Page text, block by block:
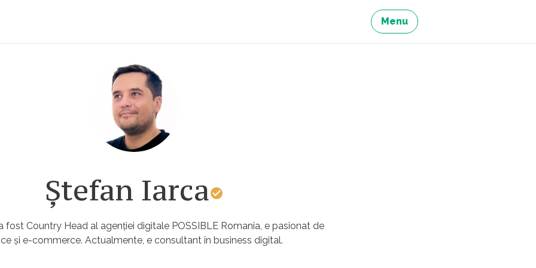
Menu
Ștefan Iarca
fost Country Head al agenției digitale POSSIBLE Romania, e pasionat de
și e-commerce. Actualmente, e consultant în business digital.